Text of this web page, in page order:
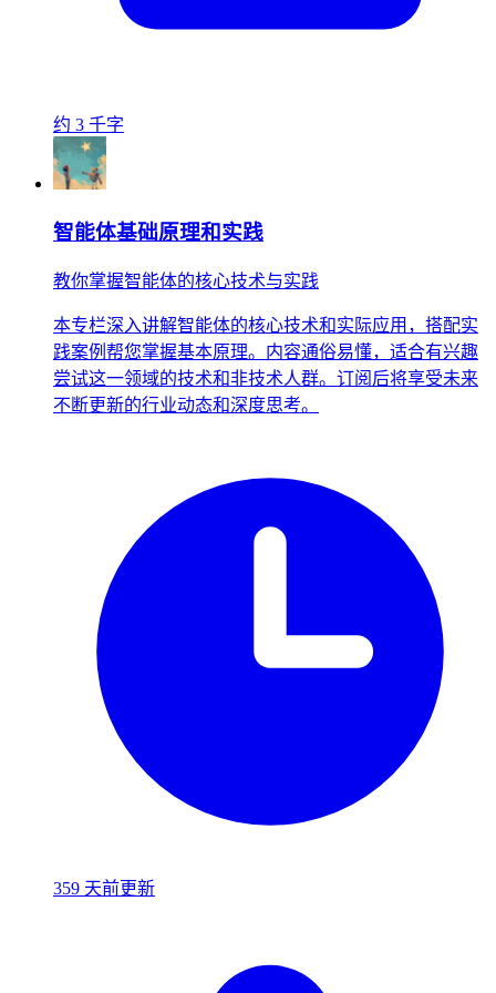
约 3 千字
智能体基础原理和实践
教你掌握智能体的核心技术与实践
本专栏深入讲解智能体的核心技术和实际应用，搭配实
践案例帮您掌握基本原理。内容通俗易懂，适合有兴趣
尝试这一领域的技术和非技术人群。订阅后将享受未来
不断更新的行业动态和深度思考。
359 天前更新